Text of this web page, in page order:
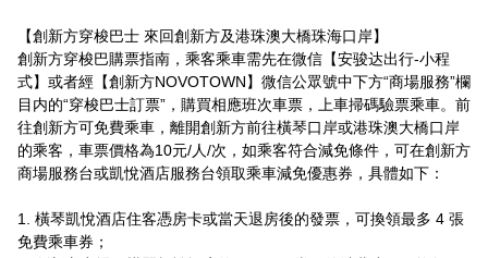
【創新方穿梭巴士 來回創新方及港珠澳大橋珠海口岸】
創新方穿梭巴購票指南，乘客乘車需先在微信【安骏达出行-小程
式】或者經【創新方NOVOTOWN】微信公眾號中下方“商場服務”欄
目内的“穿梭巴士訂票”，購買相應班次車票，上車掃碼驗票乘車。前
往創新方可免費乘車，離開創新方前往橫琴口岸或港珠澳大橋口岸
的乘客，車票價格為10元/人/次，如乘客符合減免條件，可在創新方
商場服務台或凱悅酒店服務台領取乘車減免優惠券，具體如下：
1. 橫琴凱悅酒店住客憑房卡或當天退房後的發票，可換領最多 4 張
免費乘車券；